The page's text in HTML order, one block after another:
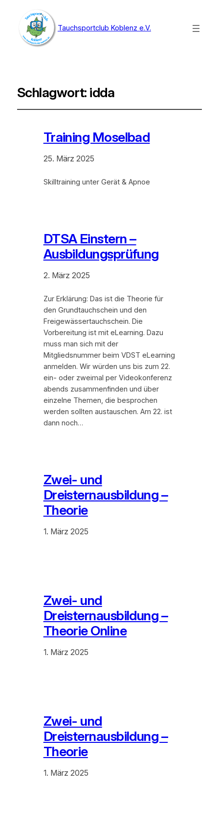
Tauchsportclub Koblenz e.V.
Schlagwort: idda
Training Moselbad
25. März 2025
Skilltraining unter Gerät & Apnoe
DTSA Einstern –
Ausbildungsprüfung
2. März 2025
Zur Erklärung: Das ist die Theorie für
den Grundtauchschein und den
Freigewässertauchschein. Die
Vorbereitung ist mit eLearning. Dazu
muss man sich mit der
Mitgliedsnummer beim VDST eLearning
anmelden. Wir würden uns bis zum 22.
ein- oder zweimal per Videokonferenz
abends zusammenfinden und über
einzelne Themen, die besprochen
werden sollten austauschen. Am 22. ist
dann noch…
Zwei- und
Dreisternausbildung –
Theorie
1. März 2025
Zwei- und
Dreisternausbildung –
Theorie Online
1. März 2025
Zwei- und
Dreisternausbildung –
Theorie
1. März 2025